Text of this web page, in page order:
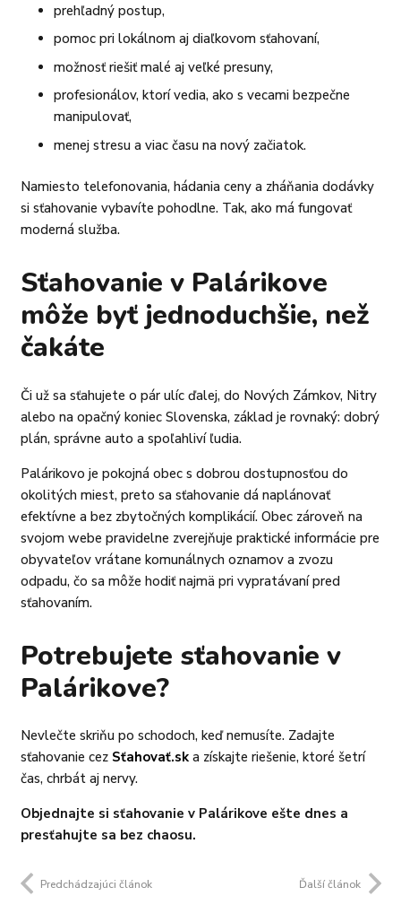
prehľadný postup,
pomoc pri lokálnom aj diaľkovom sťahovaní,
možnosť riešiť malé aj veľké presuny,
profesionálov, ktorí vedia, ako s vecami bezpečne
manipulovať,
menej stresu a viac času na nový začiatok.
Namiesto telefonovania, hádania ceny a zháňania dodávky
si sťahovanie vybavíte pohodlne. Tak, ako má fungovať
moderná služba.
Sťahovanie v Palárikove
môže byť jednoduchšie, než
čakáte
Či už sa sťahujete o pár ulíc ďalej, do Nových Zámkov, Nitry
alebo na opačný koniec Slovenska, základ je rovnaký: dobrý
plán, správne auto a spoľahliví ľudia.
Palárikovo je pokojná obec s dobrou dostupnosťou do
okolitých miest, preto sa sťahovanie dá naplánovať
efektívne a bez zbytočných komplikácií. Obec zároveň na
svojom webe pravidelne zverejňuje praktické informácie pre
obyvateľov vrátane komunálnych oznamov a zvozu
odpadu, čo sa môže hodiť najmä pri vypratávaní pred
sťahovaním.
Potrebujete sťahovanie v
Palárikove?
Nevlečte skriňu po schodoch, keď nemusíte. Zadajte
sťahovanie cez Sťahovať.ska získajte riešenie, ktoré šetrí
čas, chrbát aj nervy.
Objednajte si sťahovanie v Palárikove ešte dnes a
presťahujte sa bez chaosu.
Predchádzajúci článok Ďalší článok